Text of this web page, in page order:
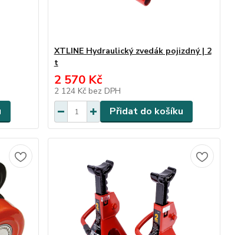
XTLINE Hydraulický zvedák pojizdný | 2
t
2 570 Kč
2 124 Kč bez DPH
Přidat do košíku